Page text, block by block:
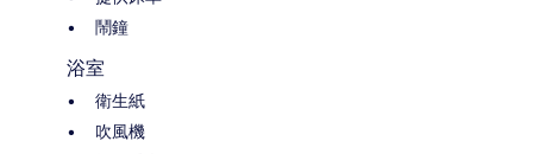
鬧鐘
浴室
衛生紙
吹風機